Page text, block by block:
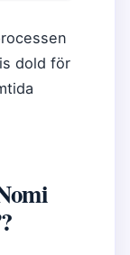
dold för